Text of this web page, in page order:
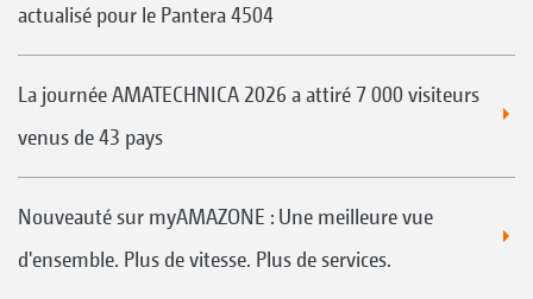
actualisé pour le Pantera 4504
La journée AMATECHNICA 2026 a attiré 7 000 visiteurs
venus de 43 pays
Nouveauté sur myAMAZONE : Une meilleure vue
d'ensemble. Plus de vitesse. Plus de services.